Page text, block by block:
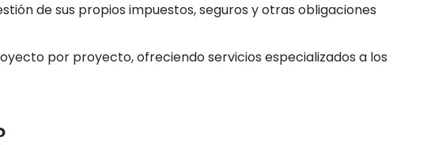
de sus propios impuestos, seguros y otras obligaciones
por proyecto, ofreciendo servicios especializados a los